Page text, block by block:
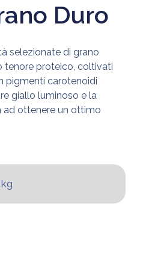
Duro
selezionate di grano
tenore proteico, coltivati
pigmenti carotenoidi
giallo luminoso e la
ad ottenere un ottimo